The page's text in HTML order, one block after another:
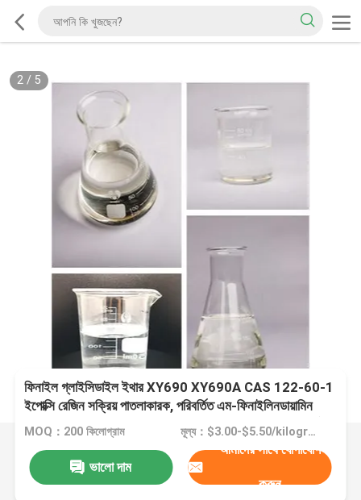
2/ 5
ফিনাইল গ্লাইসিডাইল ইথার XY690 XY690A CAS 122-60-1
ইপোক্সি রেজিন সক্রিয় পাতলাকারক, পরিবর্তিত এম-ফিনাইলিনডায়ামিন
কিউরিং এজেন্ট উপাদান, নন-দ্রাবক অ্যান্টি-কোরোশন কোটিং, উইন্ডিং গঠন
MOQ：200 কিলোগ্রাম মূল্য：$3.00-$5.50/kilograms
ভালো দাম
আমাদের সাথে যোগাযোগ
করুন